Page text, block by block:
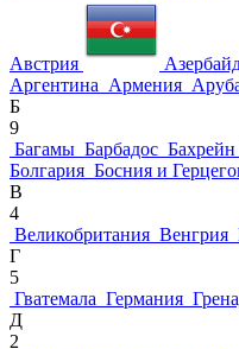
Австрия
Аргентина Армения
Б
9
Багамы Барбадос Бахрейн
Болгария Босния и
В
4
Великобритания Венгрия
Г
5
Гватемала Германия
Д
2